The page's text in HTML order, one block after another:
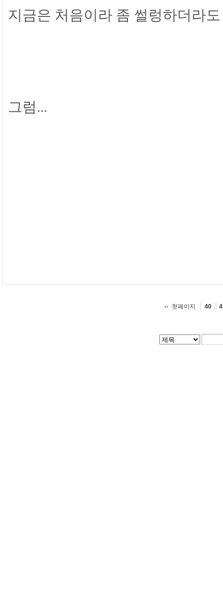
지금은 처음이라 좀 썰렁하더라
그럼...
첫페이지 40